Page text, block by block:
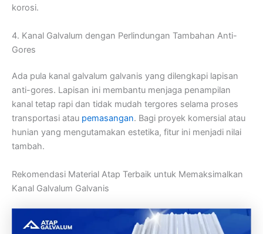
korosi.
4. Kanal Galvalum dengan Perlindungan Tambahan Anti-
Gores
Ada pula kanal galvalum galvanis yang dilengkapi lapisan
anti-gores. Lapisan ini membantu menjaga penampilan
kanal tetap rapi dan tidak mudah tergores selama proses
transportasi atau pemasangan. Bagi proyek komersial atau
hunian yang mengutamakan estetika, fitur ini menjadi nilai
tambah.
Rekomendasi Material Atap Terbaik untuk Memaksimalkan
Kanal Galvalum Galvanis